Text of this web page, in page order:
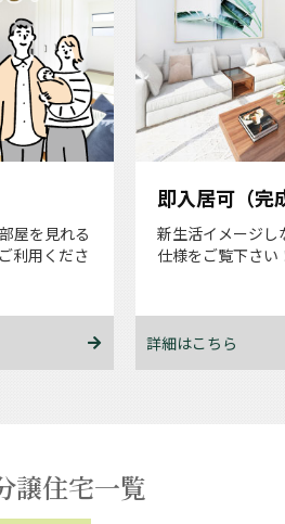
屋を見れる
利用くださ
即入居可（完
新生活イメージし
仕様をご覧下さい
譲住宅一覧